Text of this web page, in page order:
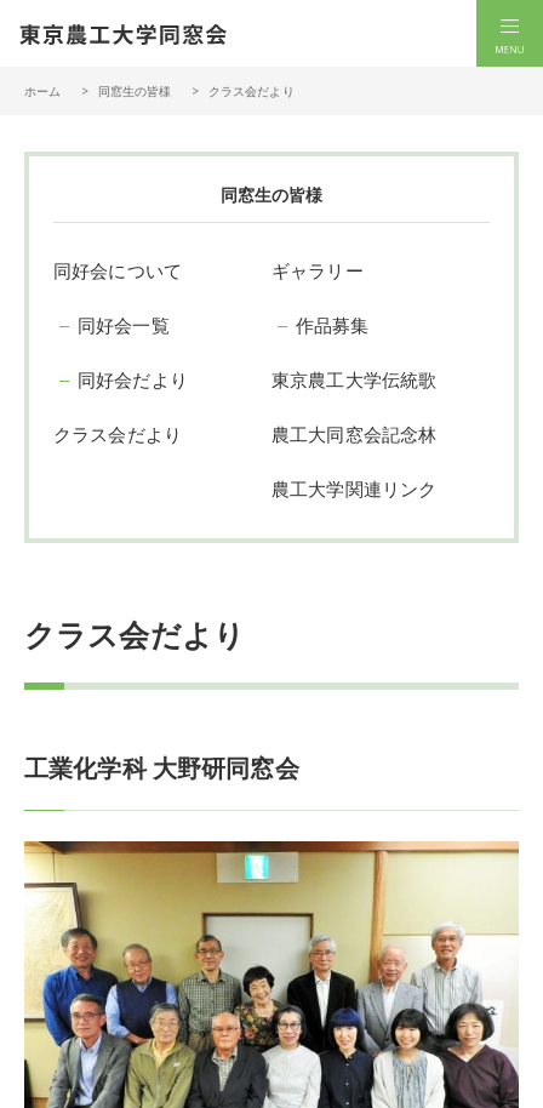
ホーム 同窓生の皆様 クラス会だより
同窓生の皆様
同好会について
同好会一覧
同好会だより
クラス会だより
ギャラリー
作品募集
東京農工大学伝統歌
農工大同窓会記念林
農工大学関連リンク
クラス会だより
工業化学科 大野研同窓会